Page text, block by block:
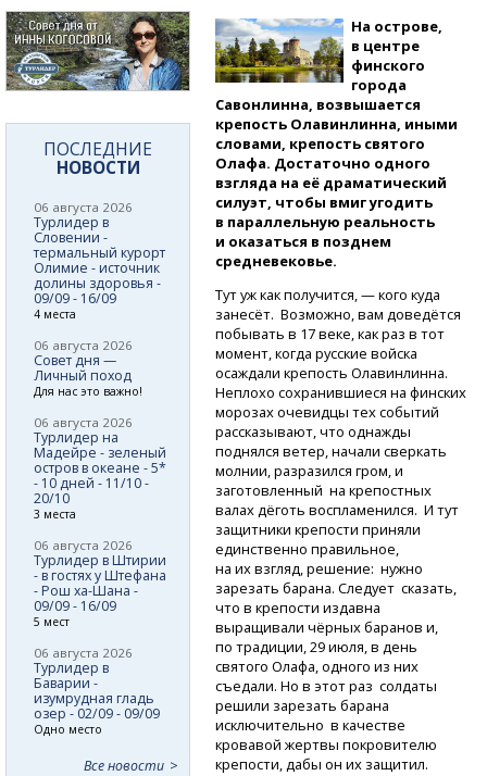
На острове,
в центре
финского
города
Савонлинна, возвышается
крепость Олавинлинна, иными
словами, крепость святого
Олафа. Достаточно одного
взгляда на её драматический
силуэт, чтобы вмиг угодить
в параллельную реальность
и оказаться в позднем
средневековье.
Тут уж как получится, — кого куда
занесёт. Возможно, вам доведётся
побывать в 17 веке, как раз в тот
момент, когда русские войска
осаждали крепость Олавинлинна.
Неплохо сохранившиеся на финских
морозах очевидцы тех событий
рассказывают, что однажды
поднялся ветер, начали сверкать
молнии, разразился гром, и
заготовленный на крепостных
валах дёготь воспламенился. И тут
защитники крепости приняли
единственно правильное,
на их взгляд, решение: нужно
зарезать барана. Следует сказать,
что в крепости издавна
выращивали чёрных баранов и,
по традиции, 29 июля, в день
святого Олафа, одного из них
съедали. Но в этот раз солдаты
решили зарезать барана
исключительно в качестве
кровавой жертвы покровителю
крепости, дабы он их защитил.
ПОСЛЕДНИЕ
НОВОСТИ
06 августа 2026
Турлидер в
Словении -
термальный курорт
Олимие - источник
долины здоровья -
09/09 - 16/09
4 места
06 августа 2026
Совет дня —
Личный поход
Для нас это важно!
06 августа 2026
Турлидер на
Мадейре - зеленый
остров в океане - 5*
- 10 дней - 11/10 -
20/10
3 места
06 августа 2026
Турлидер в Штирии
- в гостях у Штефана
- Рош ха-Шана -
09/09 - 16/09
5 мест
06 августа 2026
Турлидер в
Баварии -
изумрудная гладь
озер - 02/09 - 09/09
Одно место
Все новости